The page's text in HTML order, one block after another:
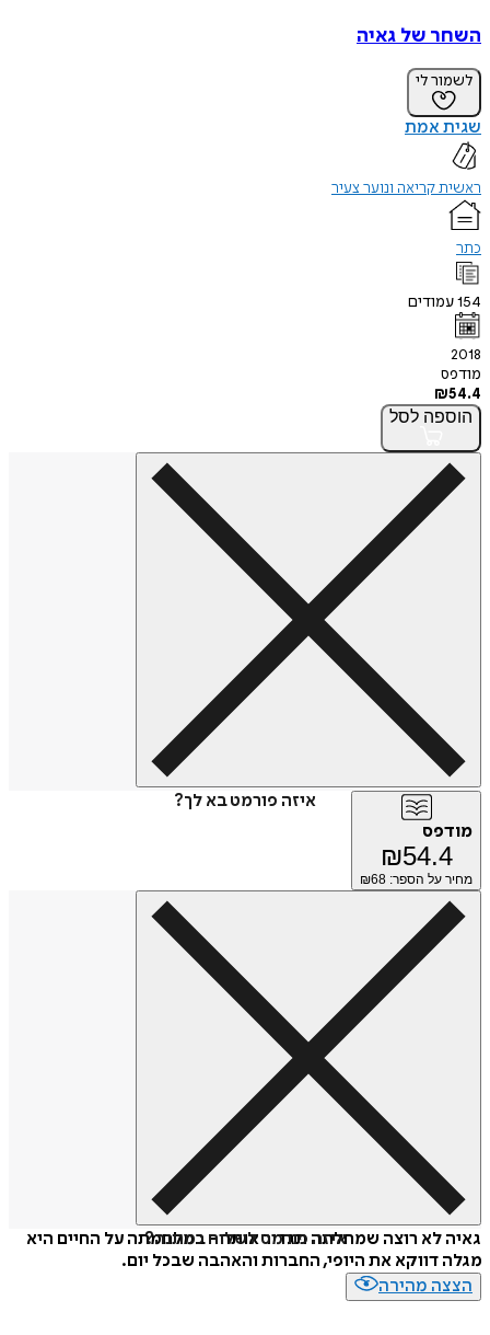
השחר של גאיה
לשמור לי
שגית אמת
ראשית קריאה ונוער צעיר
כתר
154עמודים
2018
מודפס
₪54.4
הוספה לסל
איזה פורמט בא לך?
מודפס
₪54.4
מחיר על הספר: ₪ 68
איזה פורמט לשלוח כמתנה?
גאיה לא רוצה שמחלתה תגדיר אותה - במלחמתה על החיים היא
מגלה דווקא את היופי, החברות והאהבה שבכל יום.
הצצה מהירה